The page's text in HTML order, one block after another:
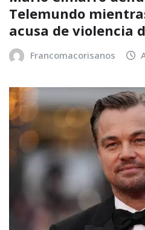
Telemundo
acusa de violencia
Francomacorisanos